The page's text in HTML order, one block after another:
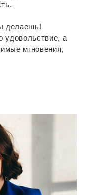
делаешь!
удовольствие, а
мгновения,